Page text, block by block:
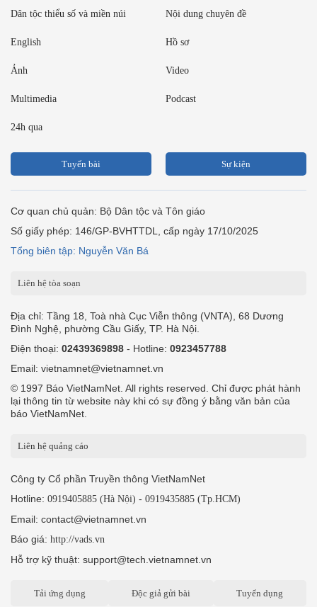
Dân tộc thiểu số và miền núi Nội dung chuyên đề
English Hồ sơ
Ảnh Video
Multimedia Podcast
24h qua
Tuyến bài Sự kiện
Cơ quan chủ quản: Bộ Dân tộc và Tôn giáo
Số giấy phép: 146/GP-BVHTTDL, cấp ngày 17/10/2025
Tổng biên tập: Nguyễn Văn Bá
Liên hệ tòa soạn
Địa chỉ: Tầng 18, Toà nhà Cục Viễn thông (VNTA), 68 Dương
Đình Nghệ, phường Cầu Giấy, TP. Hà Nội.
Điện thoại: 02439369898 - Hotline: 0923457788
Email: vietnamnet@vietnamnet.vn
© 1997 Báo VietNamNet. All rights reserved. Chỉ được phát hành
lại thông tin từ website này khi có sự đồng ý bằng văn bản của
báo VietNamNet.
Liên hệ quảng cáo
Công ty Cổ phần Truyền thông VietNamNet
Hotline: 0919405885 (Hà Nội) - 0919435885 (Tp.HCM)
Email: contact@vietnamnet.vn
Báo giá: http://vads.vn
Hỗ trợ kỹ thuật: support@tech.vietnamnet.vn
Tải ứng dụng Độc giả gửi bài Tuyển dụng